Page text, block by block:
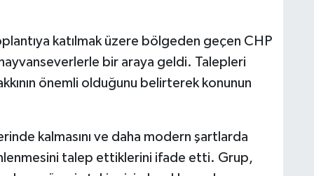
katılmak üzere bölgeden geçen CHP
bir araya geldi. Talepleri
önemli olduğunu belirterek konunun
kalmasını ve daha modern şartlarda
talep ettiklerini ifade etti. Grup,